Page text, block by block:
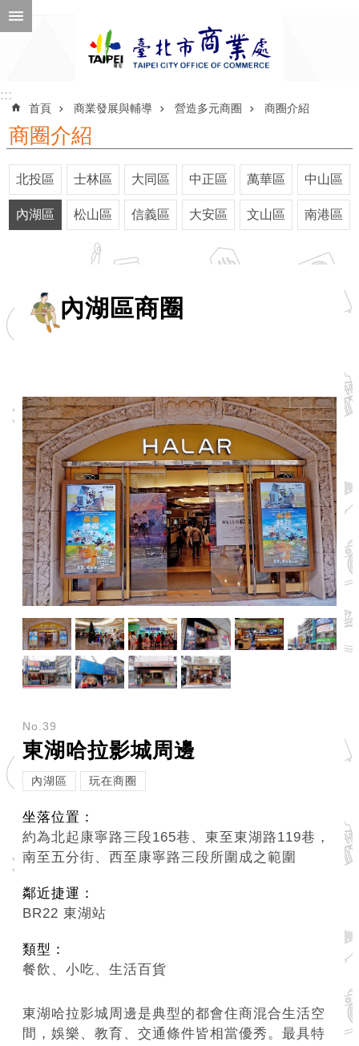
跳到主要內容區塊
公
告
訊
息
資
訊
線
上
服
務
公
司
及
商
業
登
記
務
商
理
商
發
展
輔
導
商
圈
::::::
首頁 商業發展與輔導 營造多元商圈 商圈介紹
商圈介紹
北投區 士林區 大同區 中正區 萬華區 中山區
內湖區 松山區 信義區 大安區 文山區 南港區
內湖區商圈
No.39
東湖哈拉影城周邊
內湖區 玩在商圈
坐落位置：
約為北起康寧路三段165巷、東至東湖路119巷，
南至五分街、西至康寧路三段所圍成之範圍
鄰近捷運：
BR22 東湖站
類型：
餐飲、小吃、生活百貨
東湖哈拉影城周邊是典型的都會住商混合生活空
間，娛樂、教育、交通條件皆相當優秀。最具特